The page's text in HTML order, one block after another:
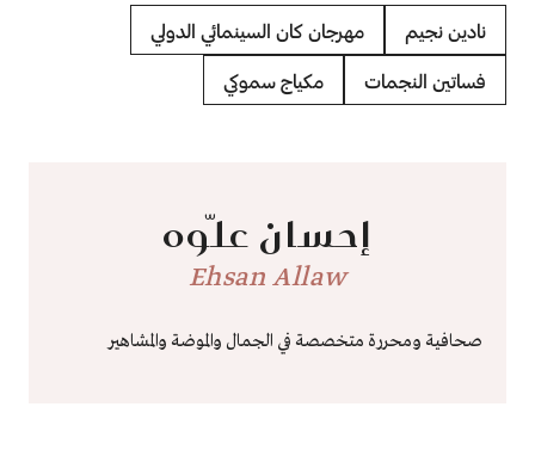
نادين نجيم مهرجان كان السينمائي الدولي
فساتين النجمات مكياج سموكي
إحسان علّوه
Ehsan Allaw
صحافية ومحررة متخصصة في الجمال والموضة والمشاهير